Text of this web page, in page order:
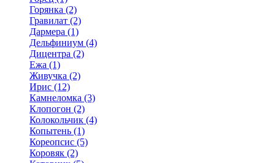
Горянка (2)
Гравилат (2)
Дармера (1)
Дельфиниум (4)
Дицентра (2)
Ежа (1)
Живучка (2)
Ирис (12)
Камнеломка (3)
Клопогон (2)
Колокольчик (4)
Копытень (1)
Кореопсис (5)
Коровяк (2)